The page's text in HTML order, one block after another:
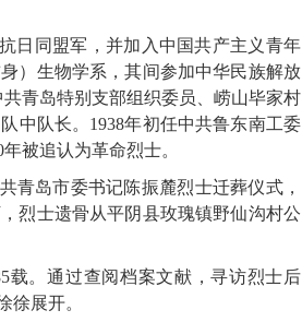
日同盟军，并加入中国共产主义青年
）生物学系，其间参加中华民族解放
青岛特别支部组织委员、崂山毕家村
中队长。 1938年初任中共鲁东南工委
年被追认为革命烈士。
青岛市委书记陈振麓烈士迁葬仪式，
烈士遗骨从平阴县玫瑰镇野仙沟村公
载。通过查阅档案文献，寻访烈士后
徐展开。